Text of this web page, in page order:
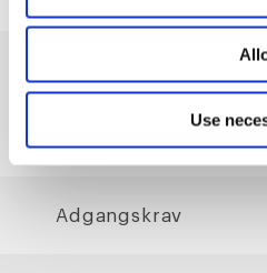
Use
Praktiske
Adgangskrav